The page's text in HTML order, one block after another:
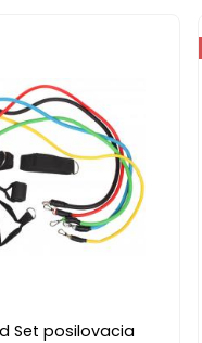
Set posilovacia